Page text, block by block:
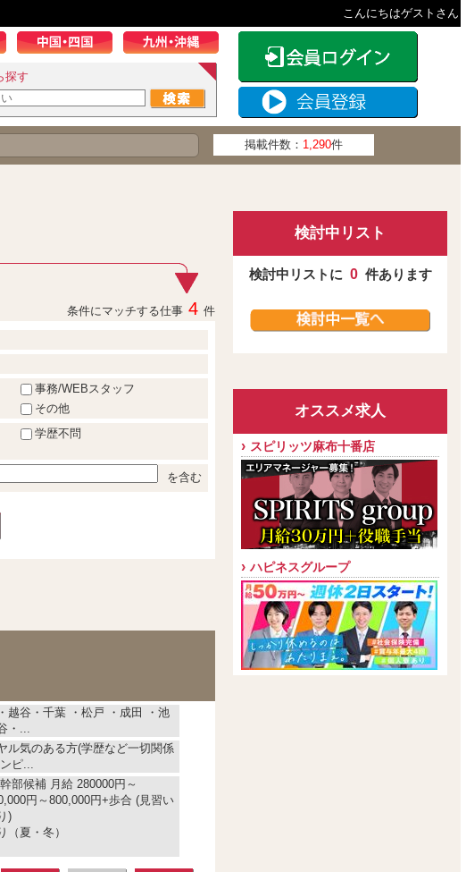
こんにちはゲストさん
探す
掲載件数： 1,290件
条件にマッチする仕事 4 件
事務/WEBスタッフ
その他
学歴不問
を含む
越谷・千葉 ・松戸 ・成田 ・池
・...
ル気のある方(学歴など一切関係
ピ...
部候補 月給 280000円～
円～800,000円+歩合 (見習い
)
（夏・冬）
検討中リスト
検討中リストに 0 件あります
オススメ求人
スピリッツ麻布十番店
ハピネスグループ